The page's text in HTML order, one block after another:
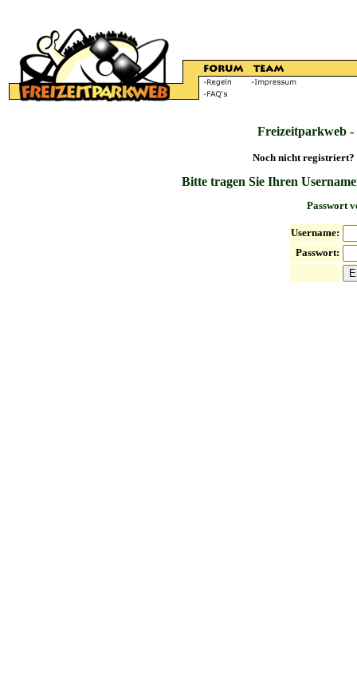
Freizeitparkweb
Noch nicht registriert?
Bitte tragen Sie Ihren
Passwort
Username:
Passwort: